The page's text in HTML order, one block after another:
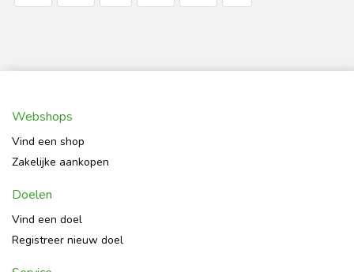
Webshops
Vind een shop
Zakelijke aankopen
Doelen
Vind een doel
Registreer nieuw doel